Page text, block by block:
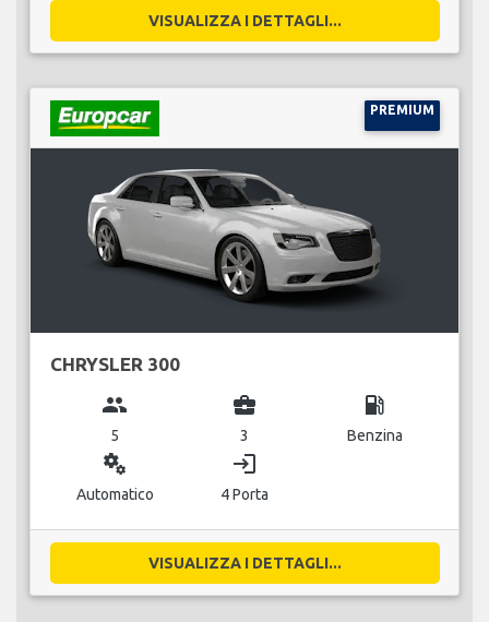
VISUALIZZA I DETTAGLI...
PREMIUM
CHRYSLER 300
group
5
business_center
3
local_gas_station
Benzina
miscellaneous_services
Automatico
login
4 Porta
VISUALIZZA I DETTAGLI...